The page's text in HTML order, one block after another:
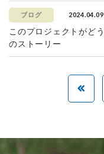
ブログ 2024.04.09
このプロジェクトがど
のストーリー